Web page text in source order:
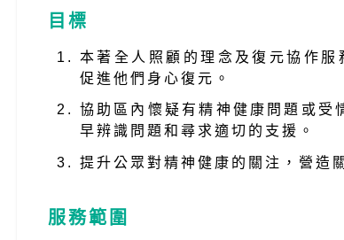
目標
本著全人照顧的理念及復元協作服
促進他們身心復元。
協助區內懷疑有精神健康問題或受
早辨識問題和尋求適切的支援。
提升公眾對精神健康的關注，營造
服務範圍